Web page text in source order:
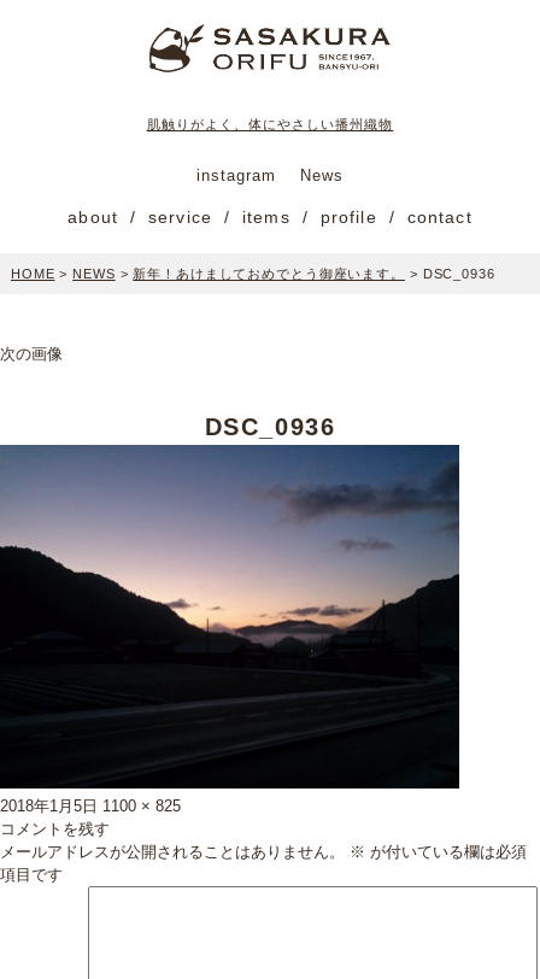
肌触りがよく、体にやさしい播州織物
instagram News
about service items profile contact
HOME > NEWS > 新年！あけましておめでとう御座います。 > DSC_0936
次の画像
DSC_0936
投
稿
日:
2018年1月5日 フ
ル
サ
1100 × 825
コメントを残す
メールアドレスが公開されることはありません。
※ が付いている欄は必須
項目です